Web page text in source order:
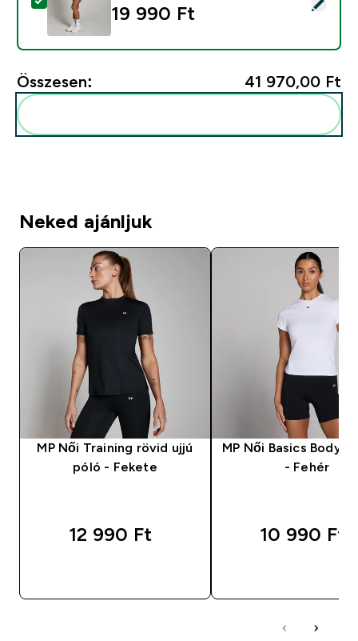
19 990 Ft‎
Összesen: 41 970,00 Ft‎
Neked ajánljuk
MP Női Training rövid ujjú
póló - Fekete
12 990 Ft‎
MP Női Basics Body
- Fehér
10 990 Ft‎